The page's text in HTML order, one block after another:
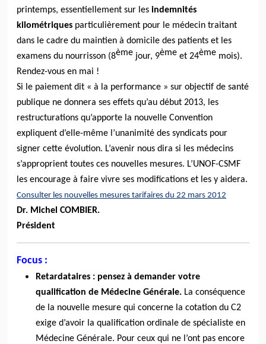
printemps, essentiellement sur les indemnités
kilométriques particulièrement pour le médecin traitant
dans le cadre du maintien à domicile des patients et les
examens du nourrisson (8ème jour, 9ème et 24ème mois).
Rendez-vous en mai !
Si le paiement dit « à la performance » sur objectif de santé
publique ne donnera ses effets qu’au début 2013, les
restructurations qu’apporte la nouvelle Convention
expliquent d’elle-même l’unanimité des syndicats pour
signer cette évolution. L’avenir nous dira si les médecins
s’approprient toutes ces nouvelles mesures. L’UNOF-CSMF
les encourage à faire vivre ses modifications et les y aidera.
Consulter les nouvelles mesures tarifaires du 22 mars 2012
Dr. Michel COMBIER.
Président
Focus :
Retardataires : pensez à demander votre
qualification de Médecine Générale. La conséquence
de la nouvelle mesure qui concerne la cotation du C2
exige d’avoir la qualification ordinale de spécialiste en
Médecine Générale. Pour ceux qui ne l’ont pas encore